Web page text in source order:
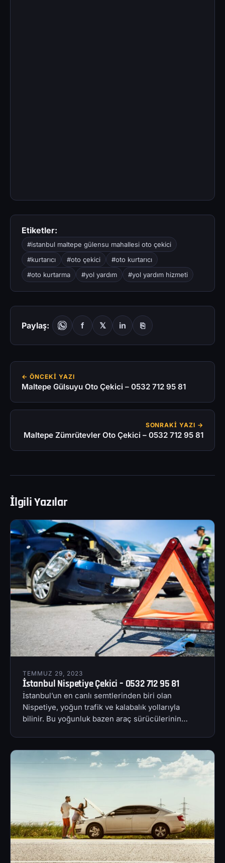
Etiketler:
#istanbul maltepe gülensu mahallesi oto çekici
#kurtarıcı
#oto çekici
#oto kurtarıcı
#oto kurtarma
#yol yardım #yol yardım hizmeti
Paylaş: f 𝕏 in ⎘
← ÖNCEKI YAZI
Maltepe Gülsuyu Oto Çekici – 0532 712 95 81
SONRAKI YAZI →
Maltepe Zümrütevler Oto Çekici – 0532 712 95 81
İlgili Yazılar
TEMMUZ 29, 2023
İstanbul Nispetiye Çekici – 0532 712 95 81
İstanbul’un en canlı semtlerinden biri olan
Nispetiye, yoğun trafik ve kalabalık yollarıyla
bilinir. Bu yoğunluk bazen araç sürücülerinin…